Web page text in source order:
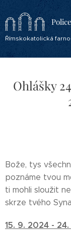
Římskokatolická
Ohlášky
Bože, tys
poznáme tvou
ti mohli sloužit
skrze tvého Syna
15. 9. 2024 - 24.